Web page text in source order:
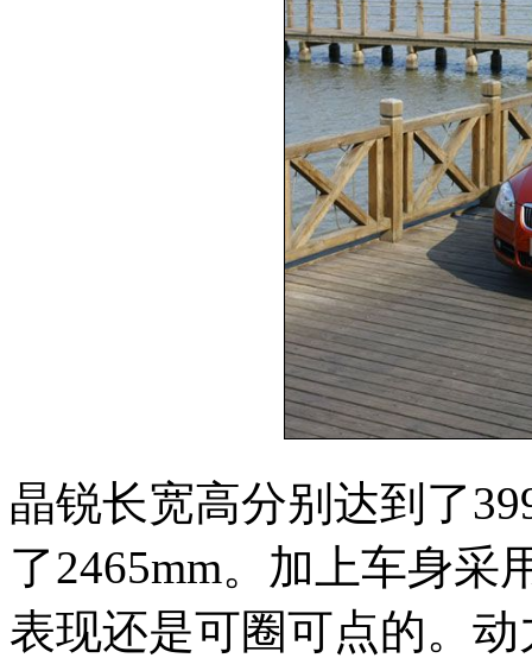
晶锐长宽高分别达到了
了2465mm。加上车身采
表现还是可圈可点的。